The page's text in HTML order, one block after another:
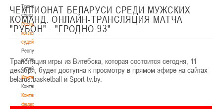
Тренерский
совет
Республиканская
коллегия
судей
Республиканская
коллегия
судей
Контакты
Контакты
Контакты
федерации
ЧЕМПИОНАТ БЕЛАРУСИ СРЕДИ МУЖСКИХ
КОМАНД. ОНЛАЙН-ТРАНСЛЯЦИЯ МАТЧА
"РУБОН" - "ГРОДНО-93"
Трансляция игры из Витебска, которая состоится сегодня, 11
декабря, будет доступна к просмотру в прямом эфире на сайтах
belarus.basketball и Sport-tv.by.